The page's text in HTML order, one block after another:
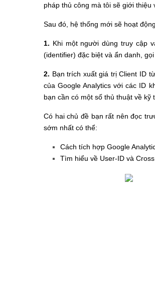
pháp thủ công mà tôi sẽ giới thiệu
Sau đó, hệ thống mới sẽ hoạt
1. Khi một người dùng truy cập
(identifier) đặc biệt và ẩn danh, gọi
2. Bạn trích xuất giá trị Client ID
của Google Analytics với các ID
bạn cần có một số thủ thuật về kỹ
Có hai chủ đề bạn rất nên đọc
sớm nhất có thể:
Cách tích hợp Google
Tìm hiểu về User-ID và